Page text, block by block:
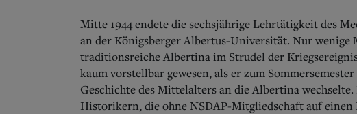
Mitte 1944 endete die sechsjährige Lehrtätigkeit des
an der Königsberger Albertus-Universität. Nur wenige
traditionsreiche Albertina im Strudel der
kaum vorstellbar gewesen, als er zum
Geschichte des Mittelalters an die Albertina wechselte.
Historikern, die ohne NSDAP-Mitgliedschaft auf